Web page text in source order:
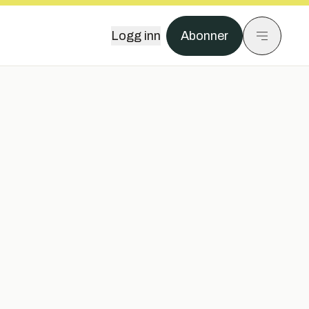
Logg inn Abonner